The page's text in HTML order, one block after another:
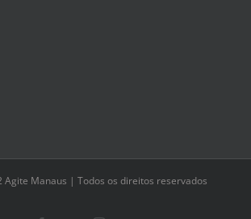
Agite Manaus | Todos os direitos reservados